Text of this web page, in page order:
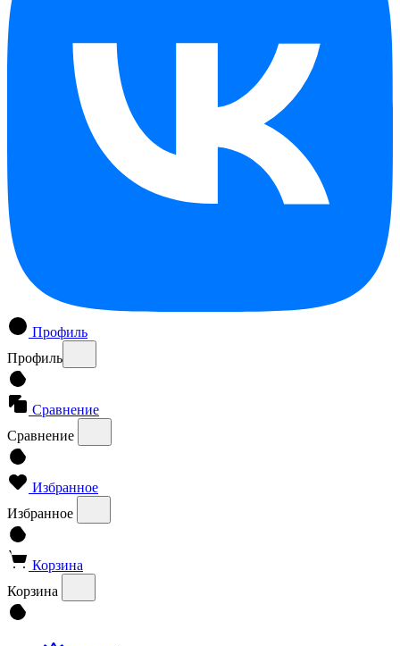
Профиль
Профиль
Сравнение
Сравнение
Избранное
Избранное
Корзина
Корзина